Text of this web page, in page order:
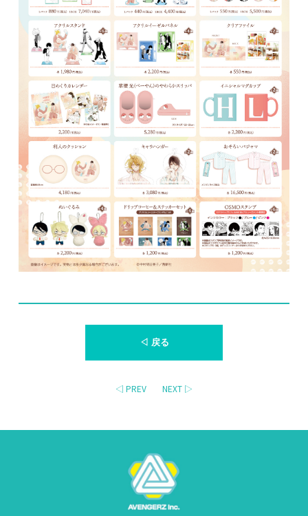
◁ 戻る
◁ PREV NEXT ▷